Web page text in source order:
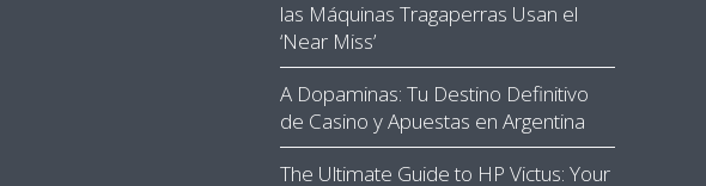
las Máquinas Tragaperras Usan el
‘Near Miss’
A Dopaminas: Tu Destino Definitivo
de Casino y Apuestas en Argentina
The Ultimate Guide to HP Victus: Your